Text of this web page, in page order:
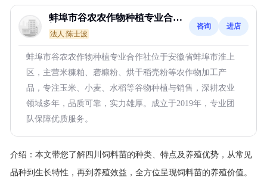
蚌埠市谷农农作物种植专业合作
社
法人:陈士波
咨询 进店
蚌埠市谷农农作物种植专业合作社位于安徽省蚌埠市淮上
区，主营米糠粕、砻糠粉、烘干稻壳粉等农作物加工产
品，专注玉米、小麦、水稻等谷物种植与销售，深耕农业
领域多年，品质可靠，实力雄厚。成立于2019年，专业团
队保障优质服务。
介绍： 本文带您了解四川饲料苗的种类、特点及养殖优势，从常见
品种到生长特性，再到养殖效益，全方位呈现饲料苗的养殖价值。